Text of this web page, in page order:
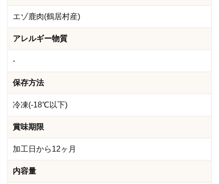
エゾ鹿肉(鶴居村産)
アレルギー物質
-
保存方法
冷凍(-18℃以下)
賞味期限
加工日から12ヶ月
内容量